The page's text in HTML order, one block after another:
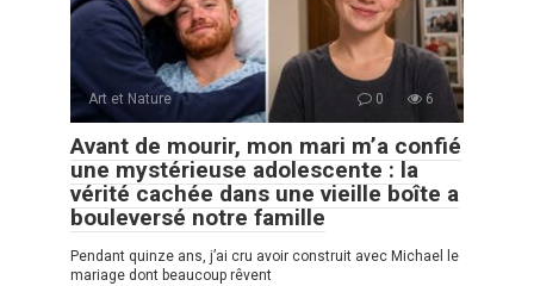
Art et Nature 0 6
Avant de mourir, mon mari m’a confié
une mystérieuse adolescente : la
vérité cachée dans une vieille boîte a
bouleversé notre famille
Pendant quinze ans, j’ai cru avoir construit avec Michael le
mariage dont beaucoup rêvent